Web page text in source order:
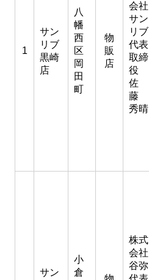
1
サン
リブ
黒崎
店
八
幡
西
区
岡
田
町
物
販
店
会社
サン
リブ
代表
取締
役
佐
藤
秀晴
サン
小
倉
株式
会社
谷弥